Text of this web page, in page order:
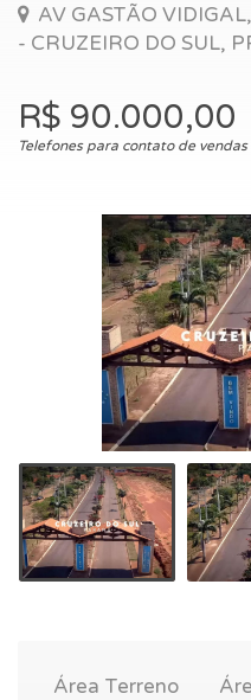
AV GASTÃO
- CRUZEIRO DO SUL,
R$ 90.000,00
Telefones para contato de vendas
Área Terreno